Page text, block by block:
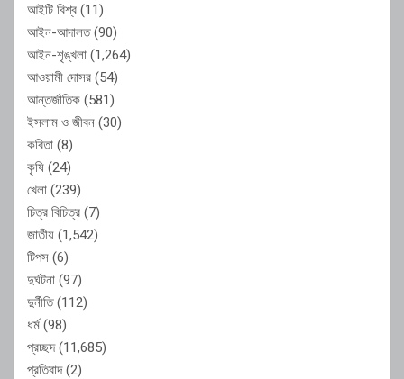
আইটি বিশ্ব (11)
আইন-আদালত(90)
আইন-শৃঙ্খলা (1,264)
আওয়ামী দোসর (54)
আন্তর্জাতিক (581)
ইসলাম ও জীবন (30)
কবিতা (8)
কৃষি (24)
খেলা (239)
চিত্র বিচিত্র (7)
জাতীয় (1,542)
টিপস (6)
দুর্ঘটনা (97)
দুর্নীতি(112)
ধর্ম(98)
প্রচ্ছদ(11,685)
প্রতিবাদ(2)